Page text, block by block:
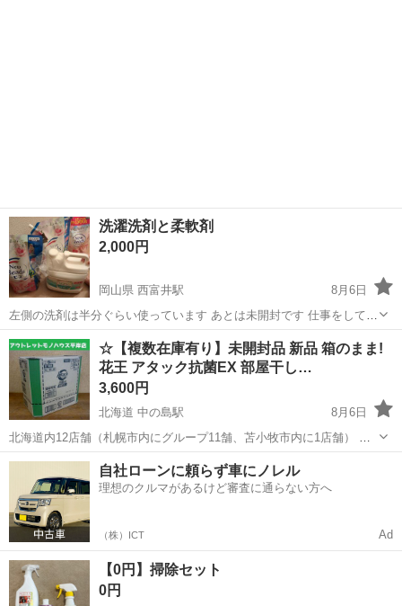
洗濯洗剤と柔軟剤
2,000円
岡山県 西富井駅
8月6日
左側の洗剤は半分ぐらい使っています あとは未開封です 仕事をしてい
るので受け渡しの時間が限られます
岡山 倉敷市 西富井駅 洗濯用品
☆【複数在庫有り】未開封品 新品 箱のまま!
花王 アタック抗菌EX 部屋干し…
3,600円
北海道 中の島駅
8月6日
北海道内12店舗（札幌市内にグループ11舗、苫小牧市内に1店舗） 総
合リサイクルショップ ★ユーズドグッズマーケット★ アウトレットモ
ノハウス平岸店です。 ☆【複数在庫有り】未開封品 新品 箱のまま! 花
王 ア...
北海道 札幌市 中の島駅 洗濯用品
自社ローンに頼らず車にノレル
理想のクルマがあるけど審査に通らない方へ
（株）ICT Ad
【0円】掃除セット
0円